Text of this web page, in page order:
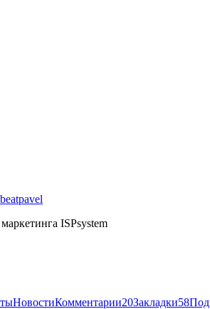
ISPsystem
НовостиКомментарии20Закладки58